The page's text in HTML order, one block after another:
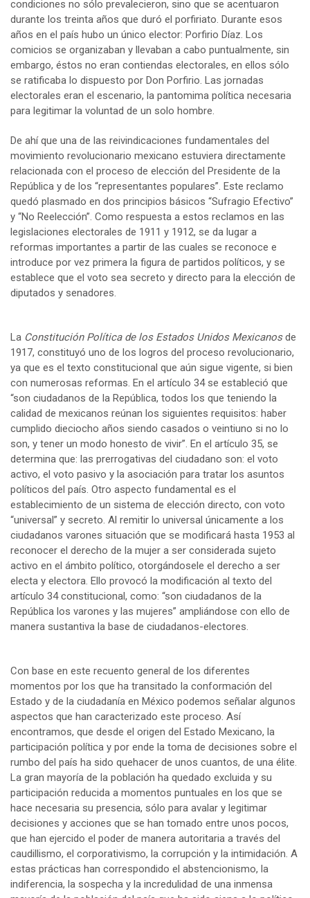
condiciones no sólo prevalecieron, sino que se acentuaron
durante los treinta años que duró el porfiriato. Durante esos
años en el país hubo un único elector: Porfirio Díaz. Los
comicios se organizaban y llevaban a cabo puntualmente, sin
embargo, éstos no eran contiendas electorales, en ellos sólo
se ratificaba lo dispuesto por Don Porfirio. Las jornadas
electorales eran el escenario, la pantomima política necesaria
para legitimar la voluntad de un solo hombre.
De ahí que una de las reivindicaciones fundamentales del
movimiento revolucionario mexicano estuviera directamente
relacionada con el proceso de elección del Presidente de la
República y de los “representantes populares”. Este reclamo
quedó plasmado en dos principios básicos “Sufragio Efectivo”
y “No Reelección”. Como respuesta a estos reclamos en las
legislaciones electorales de 1911 y 1912, se da lugar a
reformas importantes a partir de las cuales se reconoce e
introduce por vez primera la figura de partidos políticos, y se
establece que el voto sea secreto y directo para la elección de
diputados y senadores.
La Constitución Política de los Estados Unidos Mexicanosde
1917, constituyó uno de los logros del proceso revolucionario,
ya que es el texto constitucional que aún sigue vigente, si bien
con numerosas reformas. En el artículo 34 se estableció que
“son ciudadanos de la República, todos los que teniendo la
calidad de mexicanos reúnan los siguientes requisitos: haber
cumplido dieciocho años siendo casados o veintiuno si no lo
son, y tener un modo honesto de vivir”. En el artículo 35, se
determina que: las prerrogativas del ciudadano son: el voto
activo, el voto pasivo y la asociación para tratar los asuntos
políticos del país. Otro aspecto fundamental es el
establecimiento de un sistema de elección directo, con voto
“universal” y secreto. Al remitir lo universal únicamente a los
ciudadanos varones situación que se modificará hasta 1953 al
reconocer el derecho de la mujer a ser considerada sujeto
activo en el ámbito político, otorgándosele el derecho a ser
electa y electora. Ello provocó la modificación al texto del
artículo 34 constitucional, como: “son ciudadanos de la
República los varones y las mujeres” ampliándose con ello de
manera sustantiva la base de ciudadanos-electores.
Con base en este recuento general de los diferentes
momentos por los que ha transitado la conformación del
Estado y de la ciudadanía en México podemos señalar algunos
aspectos que han caracterizado este proceso. Así
encontramos, que desde el origen del Estado Mexicano, la
participación política y por ende la toma de decisiones sobre el
rumbo del país ha sido quehacer de unos cuantos, de una élite.
La gran mayoría de la población ha quedado excluida y su
participación reducida a momentos puntuales en los que se
hace necesaria su presencia, sólo para avalar y legitimar
decisiones y acciones que se han tomado entre unos pocos,
que han ejercido el poder de manera autoritaria a través del
caudillismo, el corporativismo, la corrupción y la intimidación. A
estas prácticas han correspondido el abstencionismo, la
indiferencia, la sospecha y la incredulidad de una inmensa